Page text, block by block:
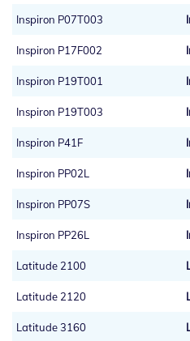
Inspiron P07T003
Inspiron P17F002
Inspiron P19T001
Inspiron P19T003
Inspiron P41F
Inspiron PP02L
Inspiron PP07S
Inspiron PP26L
Latitude 2100
Latitude 2120
Latitude 3160